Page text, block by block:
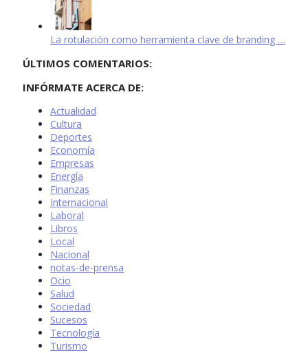
La rotulación como herramienta clave de branding …
ÚLTIMOS COMENTARIOS:
INFÓRMATE ACERCA DE:
Actualidad
Cultura
Deportes
Economía
Empresas
Energía
Finanzas
Internacional
Laboral
Libros
Local
Nacional
notas-de-prensa
Ocio
Salud
Sociedad
Sucesos
Tecnología
Turismo